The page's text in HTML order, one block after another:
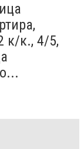
к/к., 4/5,